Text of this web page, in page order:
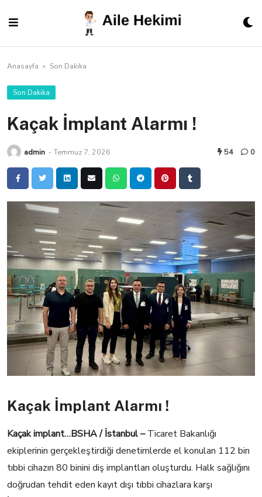
content
Anasayfa » Son Dakika
Son Dakika
Kaçak İmplant Alarmı !
admin - Temmuz 7, 2026 54 0
Kaçak İmplant Alarmı !
Kaçak implant…BSHA / İstanbul –Ticaret Bakanlığı
ekiplerinin gerçekleştirdiği denetimlerde el konulan 112 bin
tıbbi cihazın 80 binini diş implantları oluşturdu. Halk sağlığını
doğrudan tehdit eden kayıt dışı tıbbi cihazlara karşı